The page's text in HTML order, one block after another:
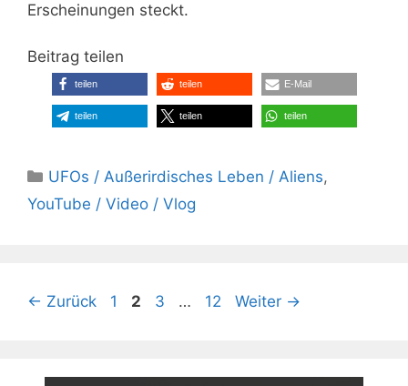
Erscheinungen steckt.
Beitrag teilen
teilen teilen E-Mail
teilen teilen teilen
Kategorien
UFOs / Außerirdisches Leben / Aliens,
YouTube / Video / Vlog
← Zurück Seite
1 Seite
2 Seite
3 … Seite
12 Weiter →